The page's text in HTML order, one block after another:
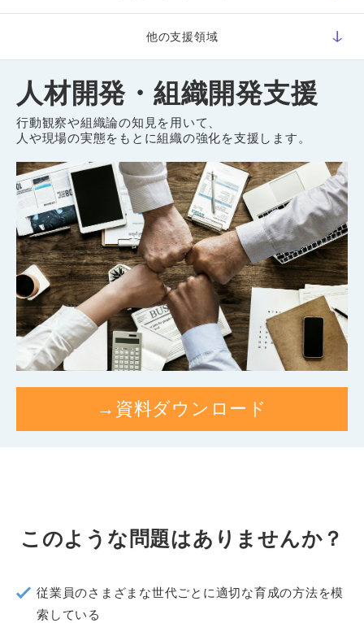
他の支援領域
人材開発・組織開発支援
行動観察や組織論の知見を用いて、
人や現場の実態をもとに組織の強化を支援します。
→資料ダウンロード
このような問題はありませんか？
従業員のさまざまな世代ごとに適切な育成の方法を模
索している